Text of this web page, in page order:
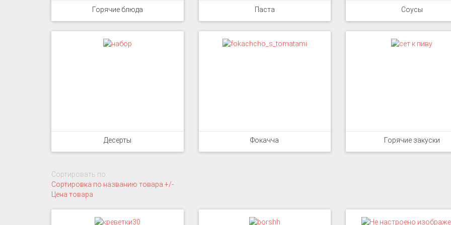
Горячие блюда Паста Соусы
Десерты Фокачча Горячие закуски
Сортировать по:
Сортировка по названию товара +/-
Цена товара